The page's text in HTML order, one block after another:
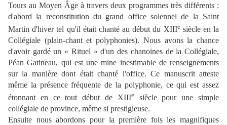
Tours au Moyen Âge à travers deux programmes très différents :
d'abord la reconstitution du grand office solennel de la Saint
Martin d'hiver tel qu'il était chanté au début du XIIIesiècle en la
Collégiale (plain-chant et polyphonies). Nous avons la chance
d'avoir gardé un « Rituel » d'un des chanoines de la Collégiale,
Péan Gatineau, qui est une mine inestimable de renseignements
sur la manière dont était chanté l'office. Ce manuscrit atteste
même la présence fréquente de la polyphonie, ce qui est assez
étonnant en ce tout début de XIIIesiècle pour une simple
collégiale de province, même si prestigieuse.
Ensuite nous abordons pour la première fois les magnifiques